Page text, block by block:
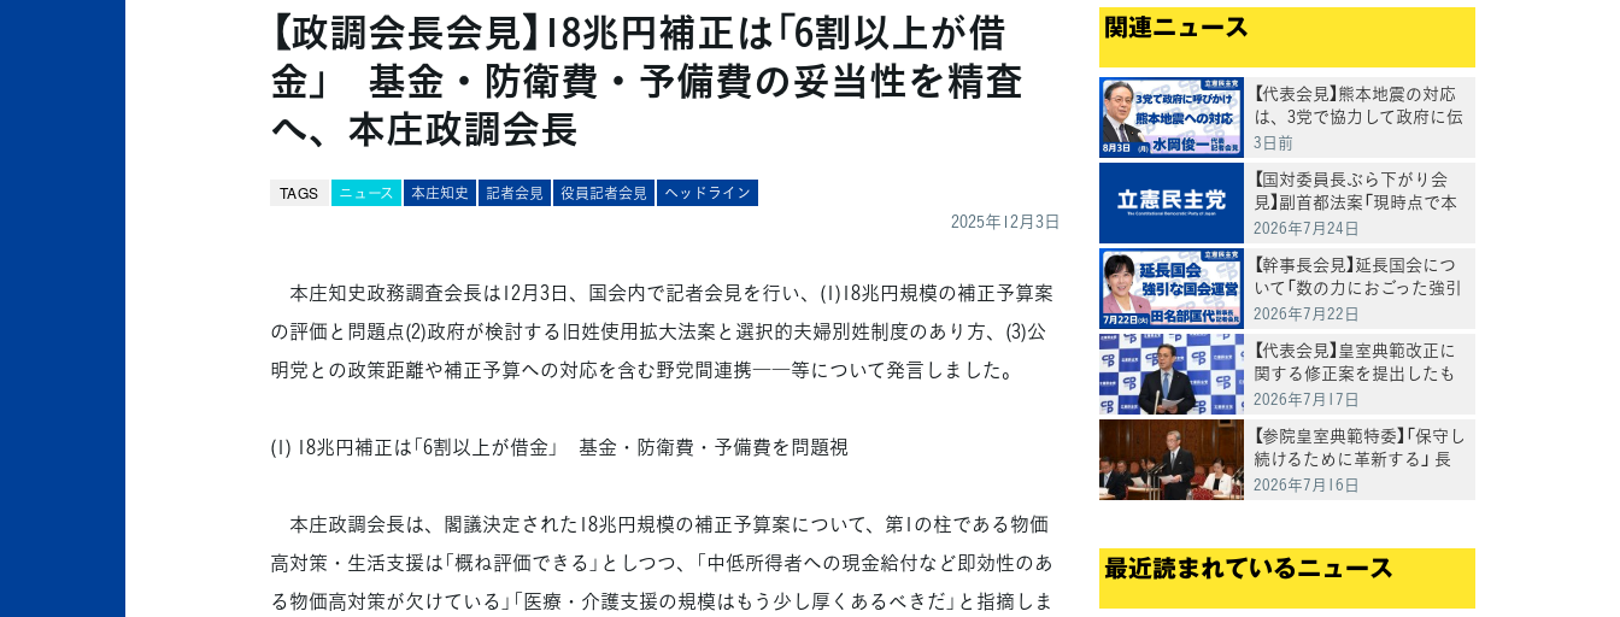
【政調会長会見】18兆円補正は「6割以上が借
金」 基金・防衛費・予備費の妥当性を精査
へ、本庄政調会長
TAGS ニュース 本庄知史 記者会見 役員記者会見 ヘッドライン
2025年12月3日
本庄知史政務調査会長は12月3日、国会内で記者会見を行い、(1)18兆円規模の補正予算案
の評価と問題点(2)政府が検討する旧姓使用拡大法案と選択的夫婦別姓制度のあり方、(3)公
明党との政策距離や補正予算への対応を含む野党間連携――等について発言しました。
(1) 18兆円補正は「6割以上が借金」 基金・防衛費・予備費を問題視
本庄政調会長は、閣議決定された18兆円規模の補正予算案について、第1の柱である物価
高対策・生活支援は「概ね評価できる」としつつ、「中低所得者への現金給付など即効性のあ
る物価高対策が欠けている」「医療・介護支援の規模はもう少し厚くあるべきだ」と指摘しま
関連ニュース
【代表会見】熊本地震の対応
は、3党で協力して政府に伝
えていきたいと水岡代表
3日前
【国対委員長ぶら下がり会
見】副首都法案「現時点で本
日の委員会採決に応じるこ
委員長
2026年7月24日
【幹事長会見】延長国会につ
いて「数の力におごった強引
な国会運営」と指摘 田名部
2026年7月22日
【代表会見】皇室典範改正に
関する修正案を提出したも
のの少数否決となったこと
2026年7月17日
【参院皇室典範特委】「保守し
続けるために革新する」 長
浜博行議員、皇室典範等改
2026年7月16日
最近読まれているニュース